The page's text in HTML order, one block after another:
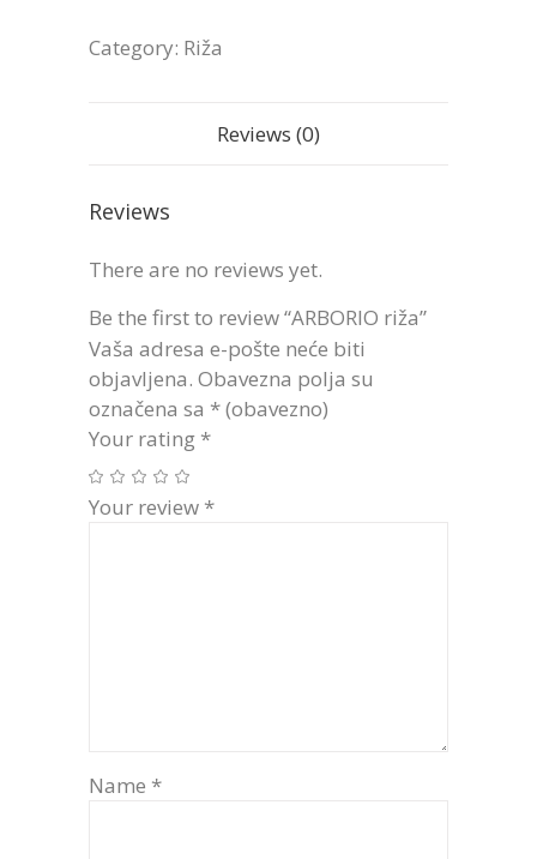
Category: Riža
Reviews (0)
Reviews
There are no reviews yet.
Be the first to review “ARBORIO riža”
Vaša adresa e-pošte neće biti
objavljena. Obavezna polja su
označena sa * (obavezno)
Your rating *
Your review *
Name *